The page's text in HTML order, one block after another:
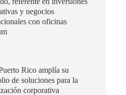
y negocios
con oficinas
Rico amplía su
de soluciones para la
corporativa